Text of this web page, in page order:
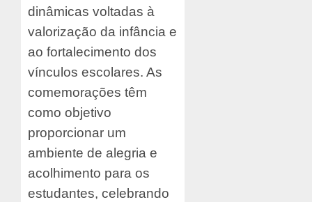
dinâmicas voltadas à
valorização da infância e
ao fortalecimento dos
vínculos escolares. As
comemorações têm
como objetivo
proporcionar um
ambiente de alegria e
acolhimento para os
estudantes, celebrando